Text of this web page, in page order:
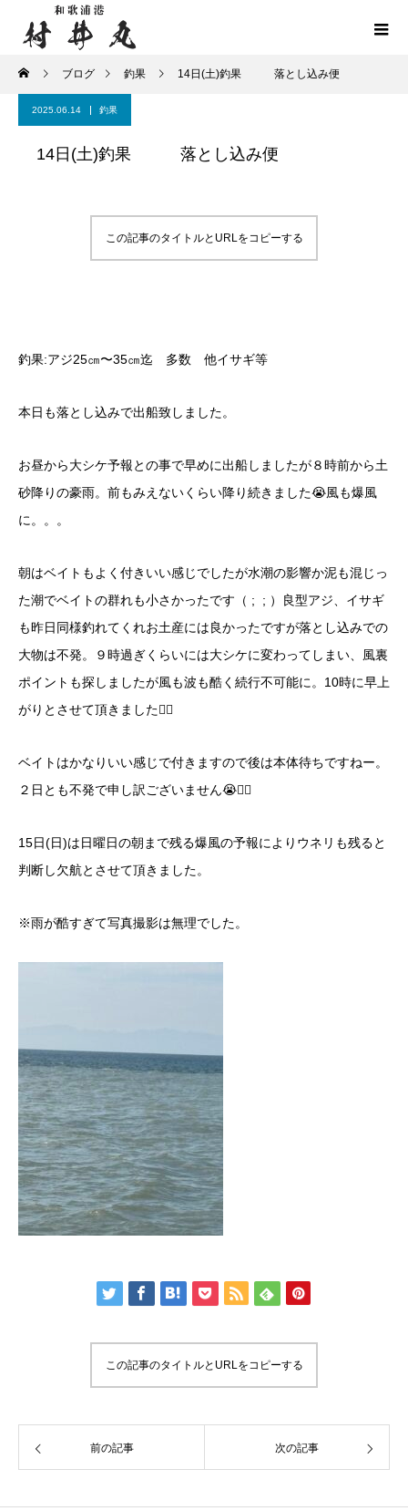
ブログ 釣果 14日(土)釣果 落とし込み便
2025.06.14 釣果
14日(土)釣果 落とし込み便
この記事のタイトルとURLをコピーする
釣果:アジ25㎝〜35㎝迄 多数 他イサギ等
本日も落とし込みで出船致しました。
お昼から大シケ予報との事で早めに出船しましたが８時前から土
砂降りの豪雨。前もみえないくらい降り続きました😭風も爆風
に。。。
朝はベイトもよく付きいい感じでしたが水潮の影響か泥も混じっ
た潮でベイトの群れも小さかったです（ ; ; ）良型アジ、イサギ
も昨日同様釣れてくれお土産には良かったですが落とし込みでの
大物は不発。９時過ぎくらいには大シケに変わってしまい、風裏
ポイントも探しましたが風も波も酷く続行不可能に。10時に早上
がりとさせて頂きました🙇‍♂️
ベイトはかなりいい感じで付きますので後は本体待ちですねー。
２日とも不発で申し訳ございません😭🙇‍♂️
15日(日)は日曜日の朝まで残る爆風の予報によりウネリも残ると
判断し欠航とさせて頂きました。
※雨が酷すぎて写真撮影は無理でした。
この記事のタイトルとURLをコピーする
前の記事 次の記事